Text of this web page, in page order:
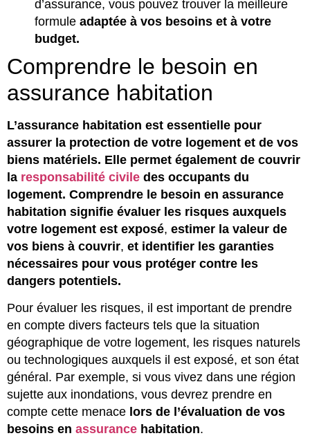
d’assurance, vous pouvez trouver la meilleure
formule adaptée à vos besoins et à votre
budget.
Comprendre le besoin en
assurance habitation
L’assurance habitation est essentielle pour
assurer la protection de votre logement et de vos
biens matériels. Elle permet également de couvrir
la responsabilité civile des occupants du
logement. Comprendre le besoin en assurance
habitation signifie évaluer les risques auxquels
votre logement est exposé, estimer la valeur de
vos biens à couvrir, et identifier les garanties
nécessaires pour vous protéger contre les
dangers potentiels.
Pour évaluer les risques, il est important de prendre
en compte divers facteurs tels que la situation
géographique de votre logement, les risques naturels
ou technologiques auxquels il est exposé, et son état
général. Par exemple, si vous vivez dans une région
sujette aux inondations, vous devrez prendre en
compte cette menace lors de l’évaluation de vos
besoins en assurance habitation.